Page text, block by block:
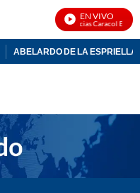
EN VIVO
Noticias Caracol En Vivo
ABELARDO DE LA ESPRIELLA